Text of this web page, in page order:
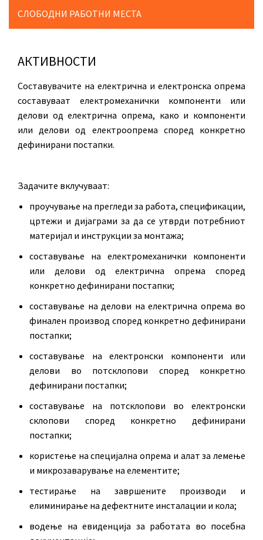
СЛОБОДНИ РАБОТНИ МЕСТА
АКТИВНОСТИ
Составувачите на електрична и електронска опрема
составуваат електромеханички компоненти или
делови од електрична опрема, како и компоненти
или делови од електроопрема според конкретно
дефинирани постапки.
Задачите вклучуваат:
проучување на прегледи за работа, спецификации,
цртежи и дијаграми за да се утврди потребниот
материјал и инструкции за монтажа;
составување на електромеханички компоненти
или делови од електрична опрема според
конкретно дефинирани постапки;
составување на делови на електрична опрема во
финален производ според конкретно дефинирани
постапки;
составување на електронски компоненти или
делови во потсклопови според конкретно
дефинирани постапки;
составување на потсклопови во електронски
склопови според конкретно дефинирани
постапки;
користење на специјална опрема и алат за лемење
и микрозаварување на елементите;
тестирање на завршените производи и
елиминирање на дефектните инсталации и кола;
водење на евиденција за работата во посебна